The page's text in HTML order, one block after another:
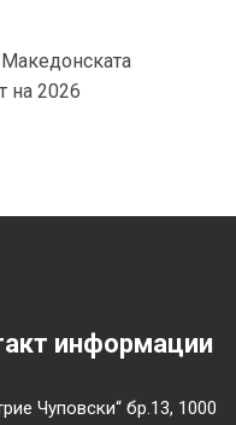
на 2026
информации
Чуповски“ бр.13, 1000